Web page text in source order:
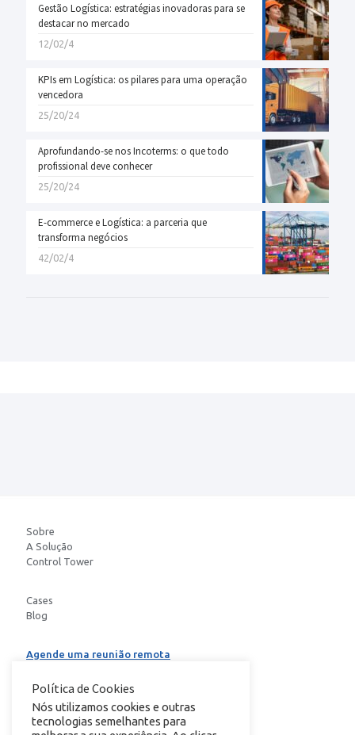
Gestão Logística: estratégias inovadoras para se
destacar no mercado
12/02/4
KPIs em Logística: os pilares para uma operação
vencedora
25/20/24
Aprofundando-se nos Incoterms: o que todo
profissional deve conhecer
25/20/24
E-commerce e Logística: a parceria que
transforma negócios
42/02/4
Sobre
A Solução
Control Tower
Cases
Blog
Agende uma reunião remota
Política de Cookies
Nós utilizamos cookies e outras
tecnologias semelhantes para